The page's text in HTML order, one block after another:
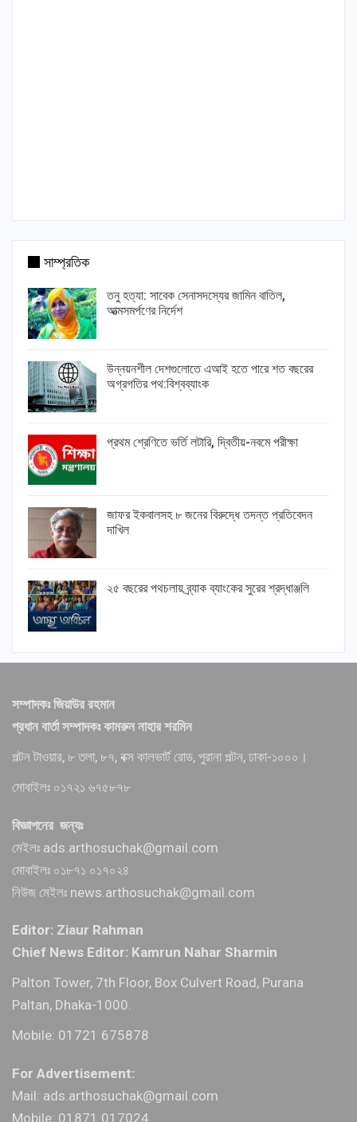
সাম্প্রতিক
তনু হত্যা: সাবেক সেনাসদস্যের জামিন বাতিল,
আত্মসমর্পণের নির্দেশ
উন্নয়নশীল দেশগুলোতে এআই হতে পারে শত বছরের
অগ্রগতির পথ:বিশ্বব্যাংক
প্রথম শ্রেণিতে ভর্তি লটারি, দ্বিতীয়-নবমে পরীক্ষা
জাফর ইকবালসহ ৮ জনের বিরুদ্ধে তদন্ত প্রতিবেদন
দাখিল
২৫ বছরের পথচলায় ব্র্যাক ব্যাংকের সুরের শ্রদ্ধাঞ্জলি
সম্পাদকঃ জিয়াউর রহমান
প্রধান বার্তা সম্পাদকঃ কামরুন নাহার শরমিন
পল্টন টাওয়ার, ৮ তলা, ৮৭, বক্স কালভার্ট রোড, পুরানা পল্টন, ঢাকা-১০০০।
মোবাইলঃ ০১৭২১ ৬৭৫৮৭৮
বিজ্ঞাপনের জন্যঃ
মেইলঃ ads.arthosuchak@gmail.com
মোবাইলঃ ০১৮৭১ ০১৭০২৪
নিউজ মেইলঃ news.arthosuchak@gmail.com
Editor: Ziaur Rahman
Chief News Editor: Kamrun Nahar Sharmin
Palton Tower, 7th Floor, Box Culvert Road, Purana
Paltan, Dhaka-1000.
Mobile: 01721 675878
For Advertisement:
Mail: ads.arthosuchak@gmail.com
Mobile: 01871 017024